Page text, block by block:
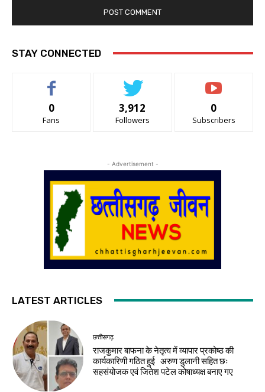
STAY CONNECTED
0
Fans
3,912
Followers
0
Subscribers
- Advertisement -
LATEST ARTICLES
छत्तीसगढ़
राजकुमार बाफना के नेतृत्व में व्यापार प्रकोष्ठ की
कार्यकारिणी गठित हुई अरुण डुलानी सहित छः
सहसंयोजक एवं जितेश पटेल कोषाध्यक्ष बनाए गए